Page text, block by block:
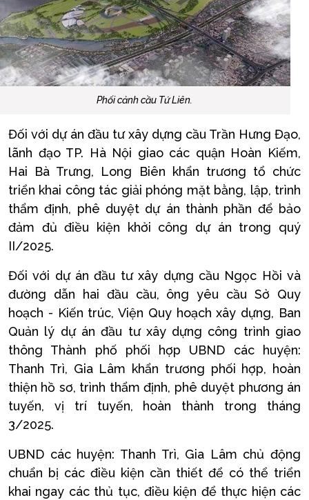
Phối cảnh cầu Tứ Liên.
Đối với dự án đầu tư xây dựng cầu Trần Hưng Đạo,
lãnh đạo TP. Hà Nội giao các quận Hoàn Kiếm,
Hai Bà Trưng, Long Biên khẩn trương tổ chức
triển khai công tác giải phóng mặt bằng, lập, trình
thẩm định, phê duyệt dự án thành phần để bảo
đảm đủ điều kiện khởi công dự án trong quý
II/2025.
Đối với dự án đầu tư xây dựng cầu Ngọc Hồi và
đường dẫn hai đầu cầu, ông yêu cầu Sở Quy
hoạch - Kiến trúc, Viện Quy hoạch xây dựng, Ban
Quản lý dự án đầu tư xây dựng công trình giao
thông Thành phố phối hợp UBND các huyện:
Thanh Trì, Gia Lâm khẩn trương phối hợp, hoàn
thiện hồ sơ, trình thẩm định, phê duyệt phương án
tuyến, vị trí tuyến, hoàn thành trong tháng
3/2025.
UBND các huyện: Thanh Trì, Gia Lâm chủ động
chuẩn bị các điều kiện cần thiết để có thể triển
khai ngay các thủ tục, điều kiện để thực hiện các